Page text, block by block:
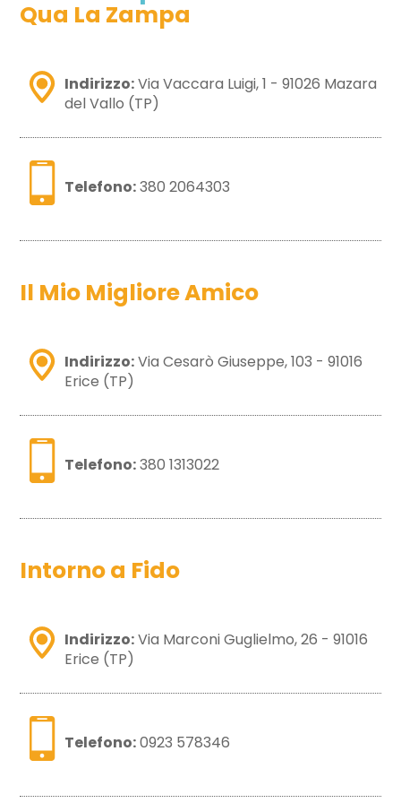
Qua La Zampa
Indirizzo: Via Vaccara Luigi, 1 - 91026 Mazara
del Vallo (TP)
Telefono: 380 2064303
Il Mio Migliore Amico
Indirizzo: Via Cesarò Giuseppe, 103 - 91016
Erice (TP)
Telefono: 380 1313022
Intorno a Fido
Indirizzo: Via Marconi Guglielmo, 26 - 91016
Erice (TP)
Telefono: 0923 578346